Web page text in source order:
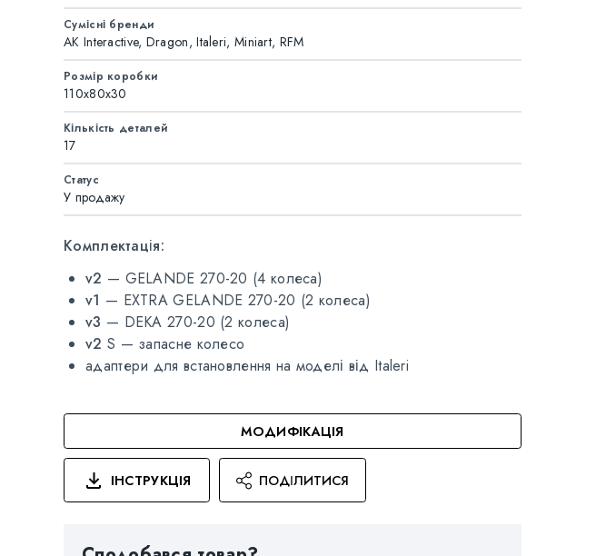
Сумісні бренди
AK Interactive, Dragon, Italeri, Miniart, RFM
Розмір коробки
110x80x30
Кількість деталей
17
Статус
У продажу
Комплектація:
v2 — GELANDE 270-20 (4 колеса)
v1 — EXTRA GELANDE 270-20 (2 колеса)
v3 — DEKA 270-20 (2 колеса)
v2 S — запасне колесо
адаптери для встановлення на моделі від Italeri
МОДИФІКАЦІЯ
ІНСТРУКЦІЯ ПОДІЛИТИСЯ